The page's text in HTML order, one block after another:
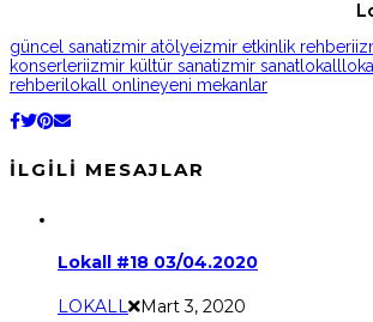
güncel sanatizmir atölyeizmir etkinlik rehberi
konserleriizmir kültür sanatizmir sanatlokall
rehberilokall onlineyeni mekanlar
İLGILI MESAJLAR
Lokall #18 03/04.2020
LOKALL Mart 3, 2020